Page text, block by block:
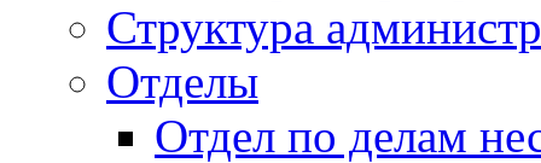
Структура
Отделы
Отдел по делам